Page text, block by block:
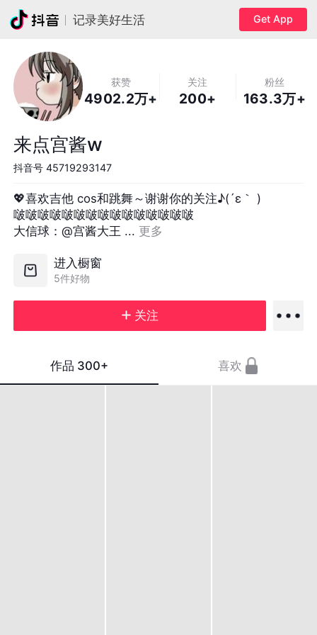
记录美好生活 Get App
获赞
4902.2万+
关注
200+
粉丝
163.3万+
来点宫酱w
抖音号 45719293147
💖喜欢吉他 cos和跳舞～谢谢你的关注♪(´ε｀ )
啵啵啵啵啵啵啵啵啵啵啵啵啵啵啵
大信球：@宫酱大王 ... 更多
进入橱窗
5件好物
关注
作品 300+ 喜欢